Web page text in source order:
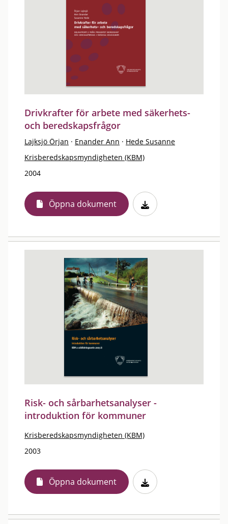
Drivkrafter för arbete med säkerhets-
och beredskapsfrågor
Lajksjö Örjan · Enander Ann · Hede Susanne
Krisberedskapsmyndigheten (KBM)
2004
Öppna dokument
Risk- och sårbarhetsanalyser -
introduktion för kommuner
Krisberedskapsmyndigheten (KBM)
2003
Öppna dokument